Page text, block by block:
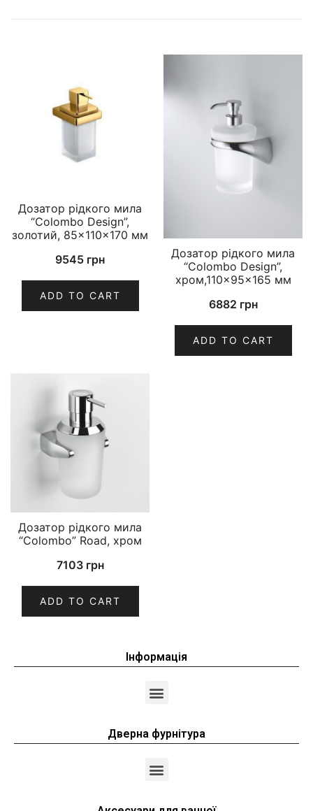
Дозатор рідкого мила
“Colombo Design”,
золотий, 85×110×170 мм
9545 грн
ADD TO CART
Дозатор рідкого мила
“Colombo Design”,
хром,110×95×165 мм
6882 грн
ADD TO CART
Дозатор рідкого мила
“Colombo” Road, хром
7103 грн
ADD TO CART
Інформація
Дверна фурнітура